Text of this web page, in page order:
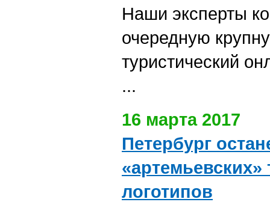
Наши эксперты
очередную
туристический
...
16 марта 2017
Петербург
«артемьевских»
логотипов